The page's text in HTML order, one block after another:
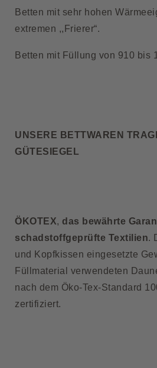
Betten mit sehr hohen
extremen ,,Frierer“.
Betten mit Füllung von 910 bis
UNSERE BETTWAREN
GÜTESIEGEL
ÖKOTEX, das bewährte
schadstoffgeprüfte Textilien.
und Kopfkissen eingesetzte
Füllmaterial verwendeten
nach dem Öko-Tex-Standard
zertifiziert.